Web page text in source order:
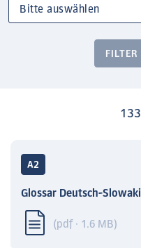
FILTER
A2
Glossar Deutsch-
(pdf · 1.6 MB)